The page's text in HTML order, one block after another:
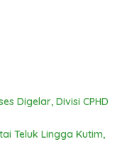
Digelar, Divisi CPHD
Teluk Lingga Kutim,